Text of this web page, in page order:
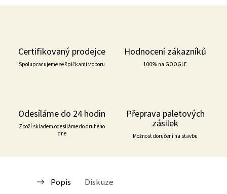
Certifikovaný prodejce
Spolupracujeme se špičkami v oboru
Hodnocení zákazníků
100% na GOOGLE
Odesíláme do 24 hodin
Zboží skladem odesíláme do druhého
dne
Přeprava paletových
zásilek
Možnost doručení na stavbu
Popis
Diskuze